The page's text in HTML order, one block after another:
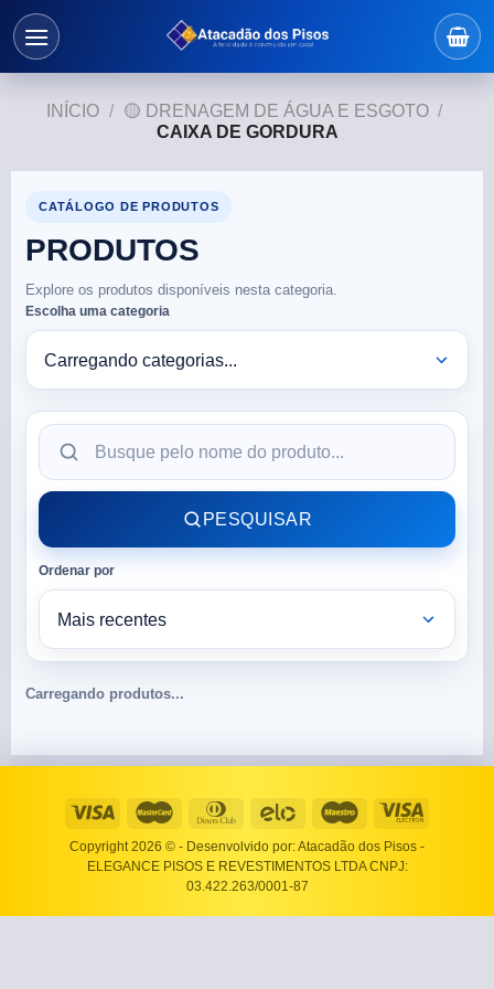
INÍCIO / 🟡 DRENAGEM DE ÁGUA E ESGOTO /
CAIXA DE GORDURA
CATÁLOGO DE PRODUTOS
PRODUTOS
Explore os produtos disponíveis nesta categoria.
Escolha uma categoria
PESQUISAR
Ordenar por
Carregando produtos...
Copyright 2026 © - Desenvolvido por: Atacadão dos Pisos -
ELEGANCE PISOS E REVESTIMENTOS LTDA CNPJ:
03.422.263/0001-87